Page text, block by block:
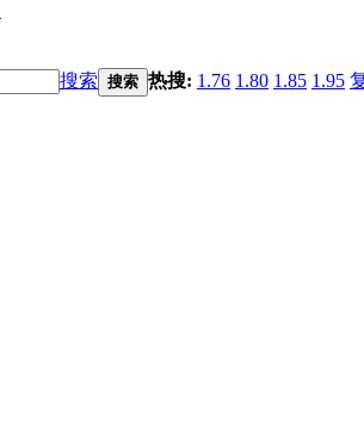
搜索 搜索 热搜: 1.76 1.80 1.85 1.95